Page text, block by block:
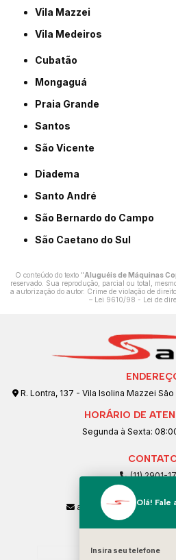
Vila Mazzei
Vila Medeiros
Cubatão
Mongaguá
Praia Grande
Santos
São Vicente
Diadema
Santo André
São Bernardo do Campo
São Caetano do Sul
O conteúdo do texto "Aluguéis de Máquinas
reservado. Sua reprodução, parcial ou total,
a autorização do autor. Crime de violação de
– Lei 9610/98 - Lei de
R. Lontra, 137 - Vila Isolina Mazzei
HORÁRIO DE
Segunda à Sexta:
(11) 2901-
(11) 99239-
Home
Olá! Fale
Insira seu telefone